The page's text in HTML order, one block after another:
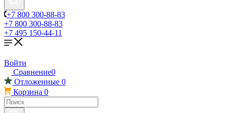
+7 800 300-88-83
+7 800 300-88-83
+7 495 150-44-11
Войти
Сравнение0
Отложенные 0
Корзина 0